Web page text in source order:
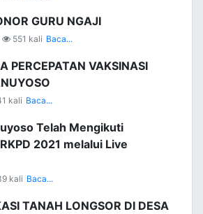
GURU NGAJI
551 kali Baca...
PERCEPATAN VAKSINASI
kali Baca...
Telah Mengikuti
2021 melalui Live
kali Baca...
TANAH LONGSOR DI DESA